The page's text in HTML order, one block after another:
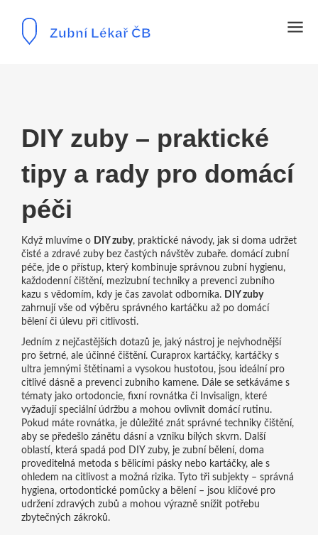
DIY zuby – praktické
tipy a rady pro domácí
péči
Když mluvíme o DIY zuby, praktické návody, jak si doma udržet
čisté a zdravé zuby bez častých návštěv zubaře. domácí zubní
péče, jde o přístup, který kombinuje správnou zubní hygienu,
každodenní čištění, mezizubní techniky a prevenci zubního
kazu s vědomím, kdy je čas zavolat odborníka. DIY zuby
zahrnují vše od výběru správného kartáčku až po domácí
bělení či úlevu při citlivosti.
Jedním z nejčastějších dotazů je, jaký nástroj je nejvhodnější
pro šetrné, ale účinné čištění. Curaprox kartáčky, kartáčky s
ultra jemnými štětinami a vysokou hustotou, jsou ideální pro
citlivé dásně a prevenci zubního kamene. Dále se setkáváme s
tématy jako ortodoncie, fixní rovnátka či Invisalign, které
vyžadují speciální údržbu a mohou ovlivnit domácí rutinu.
Pokud máte rovnátka, je důležité znát správné techniky čištění,
aby se předešlo zánětu dásní a vzniku bílých skvrn. Další
oblastí, která spadá pod DIY zuby, je zubní bělení, doma
proveditelná metoda s bělicími pásky nebo kartáčky, ale s
ohledem na citlivost a možná rizika. Tyto tři subjekty – správná
hygiena, ortodontické pomůcky a bělení – jsou klíčové pro
udržení zdravých zubů a mohou výrazně snížit potřebu
zbytečných zákroků.